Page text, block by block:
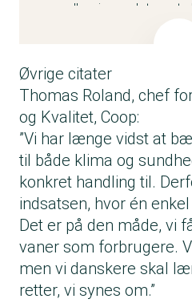
madlavningen det næste
A Fact har gennemført
børnefamilier (min. 1
alderen 3-16 år) i
november 2024 for
samarbejde med
Kampagnen er støttet af
Plantebaserede
Øvrige citater
Thomas Roland, chef
og Kvalitet, Coop:
”Vi har længe vidst at
til både klima og
konkret handling til.
indsatsen, hvor én
Det er på den måde, vi
vaner som forbrugere.
men vi danskere skal
retter, vi synes om.”